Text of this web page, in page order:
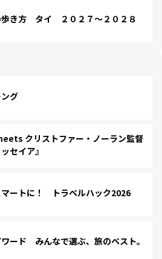
き方 タイ ２０２７～２０２８
グ
クリストファー・ノーラン監督
セイア』
マートに！ トラベルハック2026
ード みんなで選ぶ、旅のベスト。